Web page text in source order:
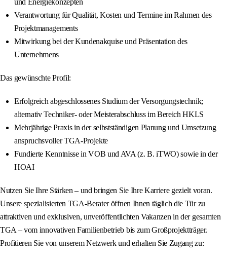
und Energiekonzepten
Verantwortung für Qualität, Kosten und Termine im Rahmen des
Projektmanagements
Mitwirkung bei der Kundenakquise und Präsentation des
Unternehmens
Das gewünschte Profil:
Erfolgreich abgeschlossenes Studium der Versorgungstechnik;
alternativ Techniker- oder Meisterabschluss im Bereich HKLS
Mehrjährige Praxis in der selbstständigen Planung und Umsetzung
anspruchsvoller TGA-Projekte
Fundierte Kenntnisse in VOB und AVA (z. B. iTWO) sowie in der
HOAI
Nutzen Sie Ihre Stärken – und bringen Sie Ihre Karriere gezielt voran.
Unsere spezialisierten TGA-Berater öffnen Ihnen täglich die Tür zu
attraktiven und exklusiven, unveröffentlichten Vakanzen in der gesamten
TGA – vom innovativen Familienbetrieb bis zum Großprojektträger.
Profitieren Sie von unserem Netzwerk und erhalten Sie Zugang zu: